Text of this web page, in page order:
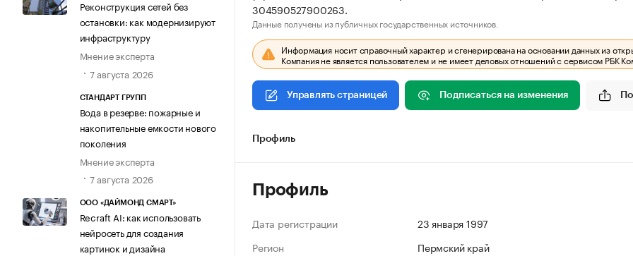
Реконструкция сетей без
остановки: как модернизируют
инфраструктуру
Мнение эксперта
7 августа 2026
СТАНДАРТ ГРУПП
Вода в резерве: пожарные и
накопительные емкости нового
поколения
Мнение эксперта
7 августа 2026
ООО «ДАЙМОНД СМАРТ»
Recraft AI: как использовать
нейросеть для создания
картинок и дизайна
304590527900263.
Данные получены из публичных государственных источников.
Информация носит справочный характер и сгенерирована на основании данных из
Компания не является пользователем и не имеет деловых отношений с сервисом РБК
Управлять страницей Подписаться на изменения
Профиль
Профиль
Дата регистрации
23 января 1997
Регион
Пермский край